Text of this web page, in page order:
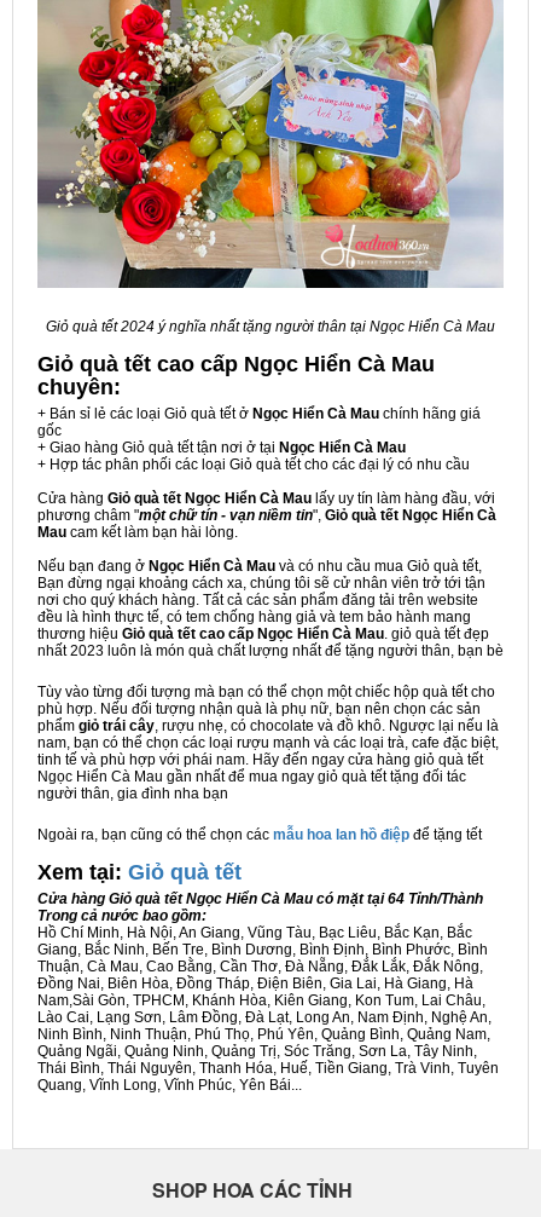
Giỏ quà tết 2024 ý nghĩa nhất tặng người thân tại Ngọc Hiển Cà Mau
Giỏ quà tết cao cấp Ngọc Hiển Cà Mau
chuyên:
+ Bán sỉ lẻ các loại Giỏ quà tết ở Ngọc Hiển Cà Mau chính hãng giá
gốc
+ Giao hàng Giỏ quà tết tận nơi ở tại Ngọc Hiển Cà Mau
+ Hợp tác phân phối các loại Giỏ quà tết cho các đại lý có nhu cầu
Cửa hàng Giỏ quà tết Ngọc Hiển Cà Mau lấy uy tín làm hàng đầu, với
phương châm "một chữ tín - vạn niềm tin", Giỏ quà tết Ngọc Hiển Cà
Mau cam kết làm bạn hài lòng.
Nếu bạn đang ở Ngọc Hiển Cà Mau và có nhu cầu mua Giỏ quà tết,
Bạn đừng ngại khoảng cách xa, chúng tôi sẽ cử nhân viên trở tới tận
nơi cho quý khách hàng. Tất cả các sản phẩm đăng tải trên website
đều là hình thực tế, có tem chống hàng giả và tem bảo hành mang
thương hiệu Giỏ quà tết cao cấp Ngọc Hiển Cà Mau. giỏ quà tết đẹp
nhất 2023 luôn là món quà chất lượng nhất để tặng người thân, bạn bè
Tùy vào từng đối tượng mà bạn có thể chọn một chiếc hộp quà tết cho
phù hợp. Nếu đối tượng nhận quà là phụ nữ, bạn nên chọn các sản
phẩm giỏ trái cây, rượu nhẹ, có chocolate và đồ khô. Ngược lại nếu là
nam, bạn có thể chọn các loại rượu mạnh và các loại trà, cafe đặc biệt,
tinh tế và phù hợp với phái nam. Hãy đến ngay cửa hàng giỏ quà tết
Ngọc Hiển Cà Mau gần nhất để mua ngay giỏ quà tết tặng đối tác
người thân, gia đình nha bạn
Ngoài ra, bạn cũng có thể chọn các mẫu hoa lan hồ điệp để tặng tết
Xem tại: Giỏ quà tết
Cửa hàng Giỏ quà tết Ngọc Hiển Cà Mau có mặt tại 64 Tỉnh/Thành
Trong cả nước bao gồm:
Hồ Chí Minh, Hà Nội, An Giang, Vũng Tàu, Bạc Liêu, Bắc Kạn, Bắc
Giang, Bắc Ninh, Bến Tre, Bình Dương, Bình Định, Bình Phước, Bình
Thuận, Cà Mau, Cao Bằng, Cần Thơ, Đà Nẵng, Đắk Lắk, Đắk Nông,
Đồng Nai, Biên Hòa, Đồng Tháp, Điện Biên, Gia Lai, Hà Giang, Hà
Nam,Sài Gòn, TPHCM, Khánh Hòa, Kiên Giang, Kon Tum, Lai Châu,
Lào Cai, Lạng Sơn, Lâm Đồng, Đà Lạt, Long An, Nam Định, Nghệ An,
Ninh Bình, Ninh Thuận, Phú Thọ, Phú Yên, Quảng Bình, Quảng Nam,
Quảng Ngãi, Quảng Ninh, Quảng Trị, Sóc Trăng, Sơn La, Tây Ninh,
Thái Bình, Thái Nguyên, Thanh Hóa, Huế, Tiền Giang, Trà Vinh, Tuyên
Quang, Vĩnh Long, Vĩnh Phúc, Yên Bái...
SHOP HOA CÁC TỈNH